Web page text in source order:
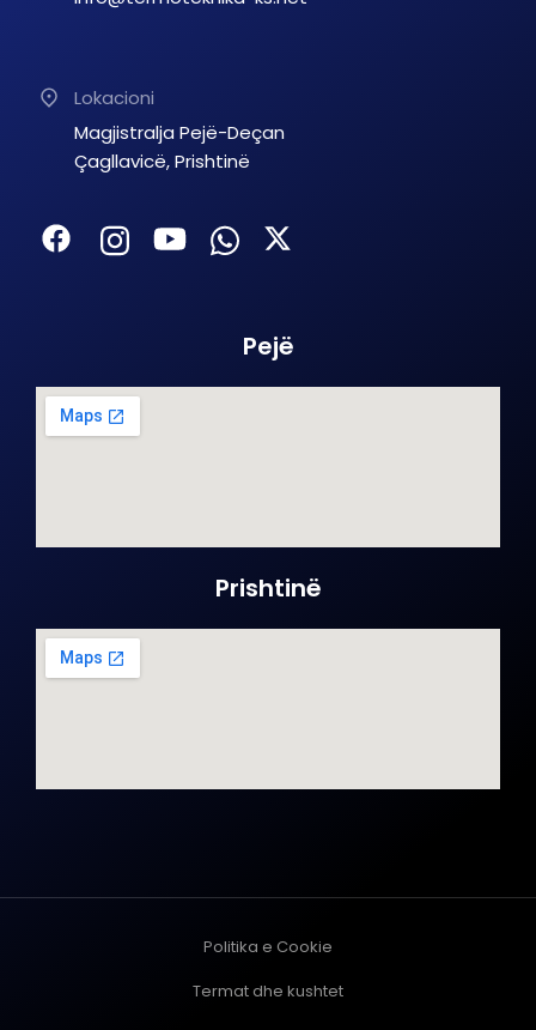
Lokacioni
Magjistralja Pejë-Deçan
Çagllavicë, Prishtinë
Pejë
Prishtinë
Politika e Cookie
Termat dhe kushtet